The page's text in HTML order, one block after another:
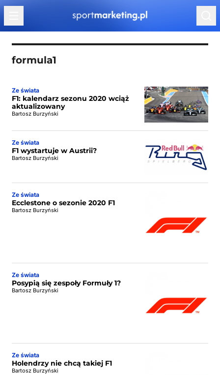
Przejdź do treści
formula1
Ze świata
F1: kalendarz sezonu 2020 wciąż
aktualizowany
Bartosz Burzyński
Ze świata
F1 wystartuje w Austrii?
Bartosz Burzyński
Ze świata
Ecclestone o sezonie 2020 F1
Bartosz Burzyński
Ze świata
Posypią się zespoły Formuły 1?
Bartosz Burzyński
Ze świata
Holendrzy nie chcą takiej F1
Bartosz Burzyński